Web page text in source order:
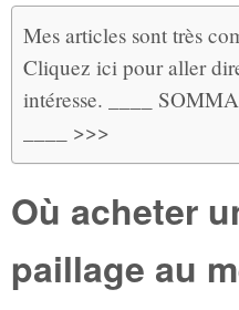
Mes articles sont très
Cliquez ici pour aller
intéresse. ____
____ >>>
Où acheter
paillage au